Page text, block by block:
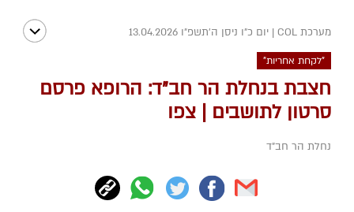
מערכת COL | יום כ"ו ניסן ה׳תשפ״ו 13.04.2026
"לקחת אחריות"
חצבת בנחלת הר חב"ד: הרופא פרסם
סרטון לתושבים | צפו
נחלת הר חב"ד